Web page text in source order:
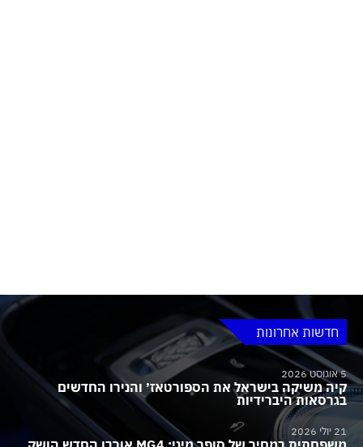
חדשות אחרונות
5 אוגוסט 2026
קיה משיקה בישראל את הספורטאז׳ והנירו החדשים
בגרסאות היברידיות
21 יולי 2026